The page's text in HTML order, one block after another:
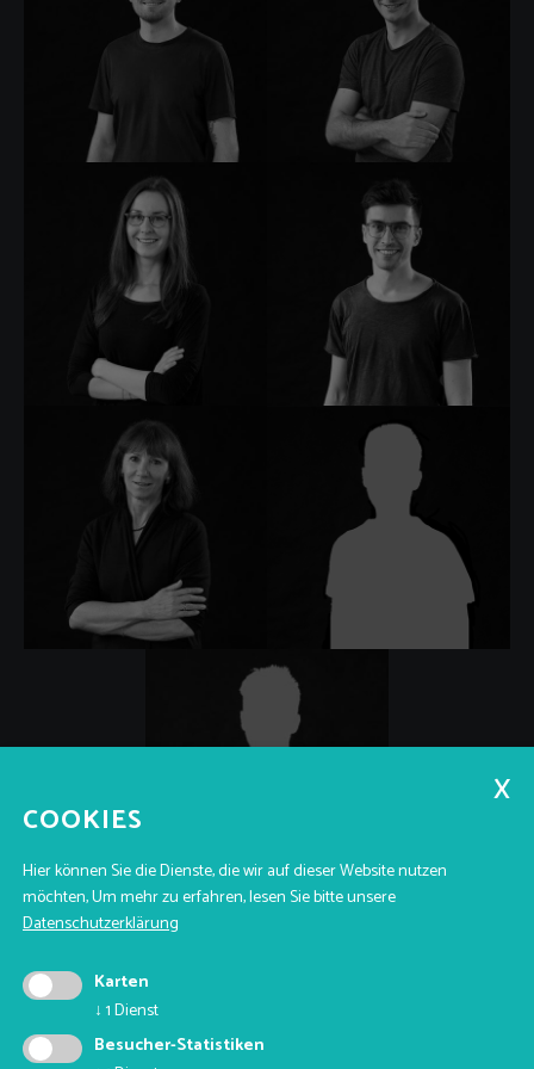
Service
Team
UNTERNEHMEN
maramo films
MwSt.-Nr.: 03280900212
+39 345 5844229
raphael@maramo.it
COOKIES
Hier können Sie die Dienste, die wir auf dieser Website nutzen
möchten,Um mehr zu erfahren, lesen Sie bitte unsere
Datenschutzerklärung
Karten
↓ 1Dienst
Besucher-Statistiken